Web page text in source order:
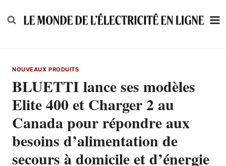
to
NOUVEAUX PRODUITS
BLUETTI lance ses modèles
Elite 400 et Charger 2 au
Canada pour répondre aux
besoins d’alimentation de
secours à domicile et d’énergie